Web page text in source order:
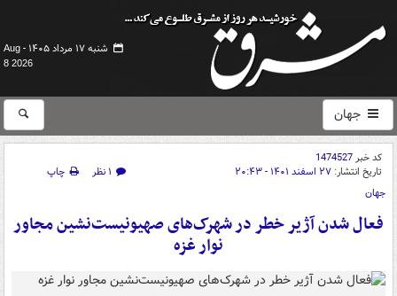
شنبه ۱۷ مرداد ۱۴۰۵ -
Aug
8 2026
جهان
کد خبر1474527
تاریخ انتشار: ۲۷ اسفند ۱۴۰۱ - ۲۰:۴۳ ۱ نظر
چاپ
جهان
فعال شدن آژیر خطر در شهرک‌های صهیونیست‌نشین مجاور
نوار غزه